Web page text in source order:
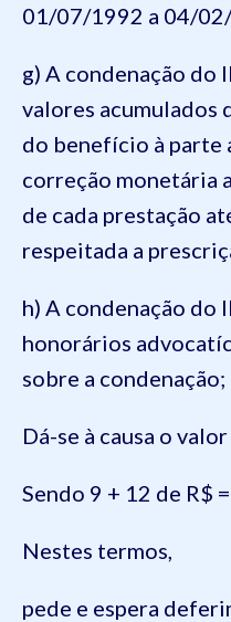
01/07/1992 a 04/
g) A condenação do
valores acumulados
do benefício à parte
correção monetária
de cada prestação
respeitada a
h) A condenação do
honorários
sobre a condenação;
Dá-se à causa o
Sendo 9 + 12 de R$
Nestes termos,
pede e espera